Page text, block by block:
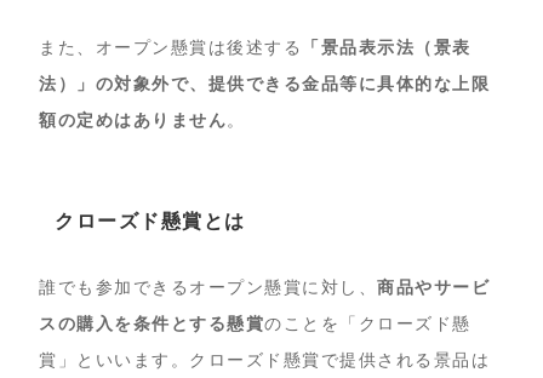
また、オープン懸賞は後述する
「景品表示法（景表
法）」の対象外で、提供できる金品等に具体的な上限
額の定めはありません。
クローズド懸賞とは
誰でも参加できるオープン懸賞に対し、商品やサービ
スの購入を条件とする懸賞のことを「クローズド懸
賞」といいます。クローズド懸賞で提供される景品は